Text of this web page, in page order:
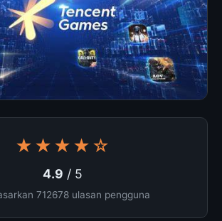
★★★★☆
4.9 / 5
712678 ulasan pengguna